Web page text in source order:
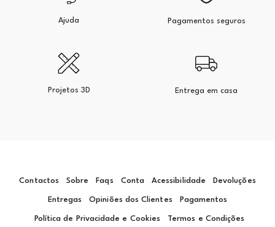
Ajuda Pagamentos seguros
Projetos 3D Entrega em casa
Contactos Sobre Faqs Conta Acessibilidade Devoluções
Entregas Opiniões dos Clientes Pagamentos
Política de Privacidade e Cookies Termos e Condições